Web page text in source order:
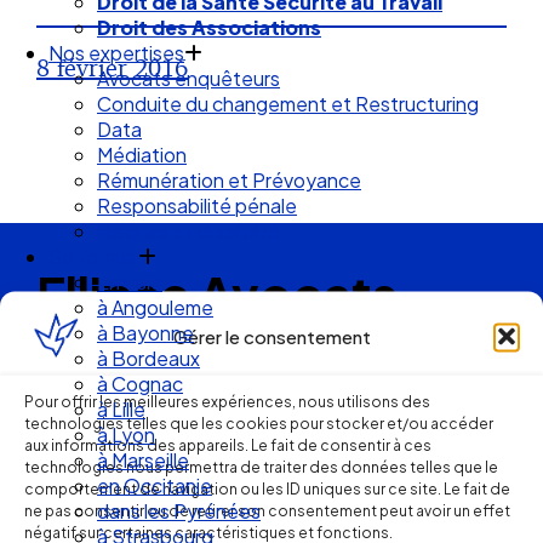
Gérer le consentement
Pour offrir les meilleures expériences, nous utilisons des
technologies telles que les cookies pour stocker et/ou accéder
aux informations des appareils. Le fait de consentir à ces
technologies nous permettra de traiter des données telles que le
comportement de navigation ou les ID uniques sur ce site. Le fait de
ne pas consentir ou de retirer son consentement peut avoir un effet
négatif sur certaines caractéristiques et fonctions.
Droit des Associations
Nos expertises
Avocats enquêteurs
Conduite du changement et Restructuring
Data
Médiation
Rémunération et Prévoyance
Responsabilité pénale
Risques et durabilité
En visio
à Angouleme
à Bayonne
à Bordeaux
à Cognac
à Lille
à Lyon
à Marseille
en Occitanie
dans les Pyrénées
à Strasbourg
8 février 2016
Ellipse Avocats
Réseau
de cabinets
d’avocats